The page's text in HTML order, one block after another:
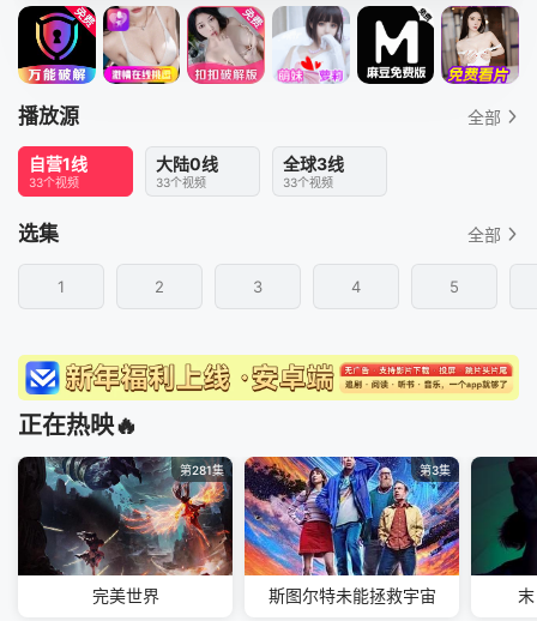
播放源 全部
自营1线
33个视频
大陆0线
33个视频
全球3线
33个视频
选集 全部
1 2 3 4 5
正在热映🔥
第281集
完美世界
第3集
斯图尔特未能拯救宇宙